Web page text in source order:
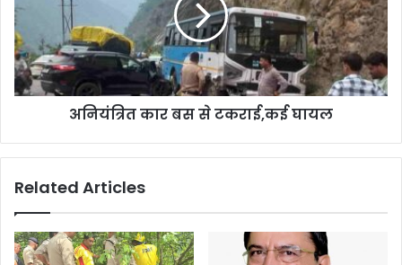
अनियंत्रित कार बस से टकराई,कई घायल
Related Articles